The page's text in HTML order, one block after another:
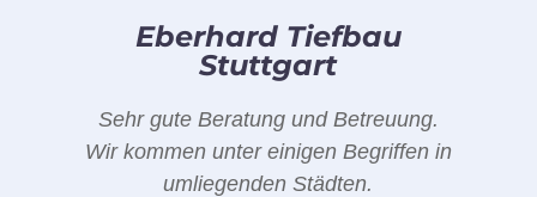
Eberhard Tiefbau
Stuttgart
Sehr gute Beratung und Betreuung.
Wir kommen unter einigen Begriffen in
umliegenden Städten.